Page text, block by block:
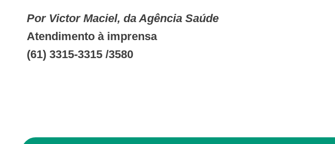
Por Victor Maciel, da Agência Saúde
Atendimento à imprensa
(61) 3315-3315 /3580